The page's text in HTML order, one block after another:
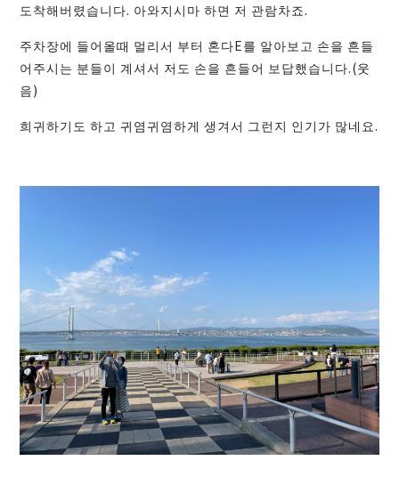
도착해버렸습니다. 아와지시마 하면 저 관람차죠.
주차장에 들어올때 멀리서 부터 혼다E를 알아보고 손을 흔들
어주시는 분들이 계셔서 저도 손을 흔들어 보답했습니다.(웃
음)
희귀하기도 하고 귀염귀염하게 생겨서 그런지 인기가 많네요.